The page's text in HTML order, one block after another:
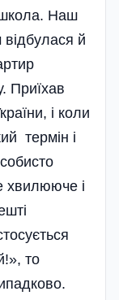
школа. Наш
відбулася й
Приїхав
і коли
термін і
хвилююче і
то